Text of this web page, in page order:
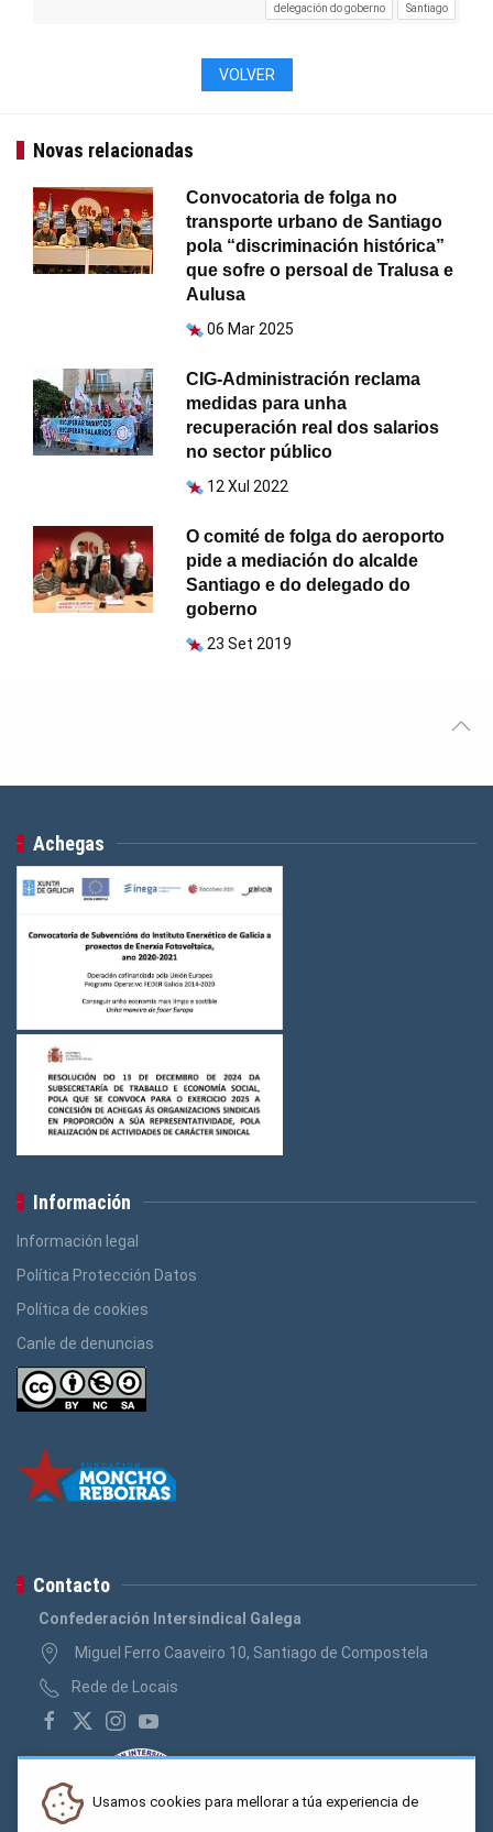
delegación do goberno Santiago
VOLVER
Novas relacionadas
Convocatoria de folga no
transporte urbano de Santiago
pola “discriminación histórica”
que sofre o persoal de Tralusa e
Aulusa
06 Mar 2025
CIG-Administración reclama
medidas para unha
recuperación real dos salarios
no sector público
12 Xul 2022
O comité de folga do aeroporto
pide a mediación do alcalde
Santiago e do delegado do
goberno
23 Set 2019
Achegas
Información
Información legal
Política Protección Datos
Política de cookies
Canle de denuncias
Contacto
Confederación Intersindical Galega
Miguel Ferro Caaveiro 10, Santiago de Compostela
Rede de Locais
Usamos cookies para mellorar a túa experiencia de